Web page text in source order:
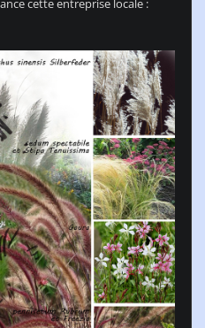
cette entreprise locale :